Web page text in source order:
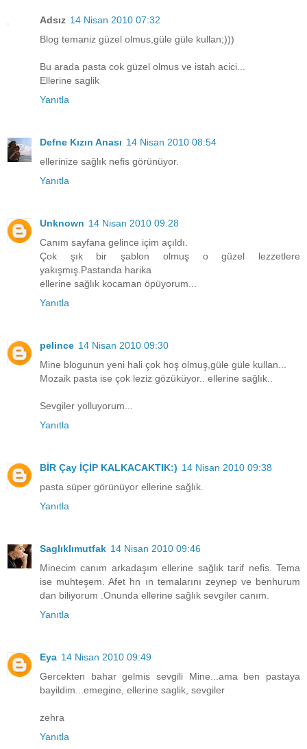
Adsız 14 Nisan 2010 07:32
Blog temaniz güzel olmus,güle güle kullan;)))
Bu arada pasta cok güzel olmus ve istah acici...
Ellerine saglik
Yanıtla
Defne Kızın Anası 14 Nisan 2010 08:54
ellerinize sağlık nefis görünüyor.
Yanıtla
Unknown 14 Nisan 2010 09:28
Canım sayfana gelince içim açıldı.
Çok şık bir şablon olmuş o güzel lezzetlere
yakışmış.Pastanda harika
ellerine sağlık kocaman öpüyorum...
Yanıtla
pelince 14 Nisan 2010 09:30
Mine blogunun yeni hali çok hoş olmuş,güle güle kullan...
Mozaik pasta ise çok leziz gözüküyor.. ellerine sağlık..
Sevgiler yolluyorum...
Yanıtla
BİR Çay İÇİP KALKACAKTIK:) 14 Nisan 2010 09:38
pasta süper görünüyor ellerine sağlık.
Yanıtla
Saglıklımutfak 14 Nisan 2010 09:46
Minecim canım arkadaşım ellerine sağlık tarif nefis. Tema
ise muhteşem. Afet hn ın temalarını zeynep ve benhurum
dan biliyorum .Onunda ellerine sağlık sevgiler canım.
Yanıtla
Eya 14 Nisan 2010 09:49
Gercekten bahar gelmis sevgili Mine...ama ben pastaya
bayildim...emegine, ellerine saglik, sevgiler
zehra
Yanıtla